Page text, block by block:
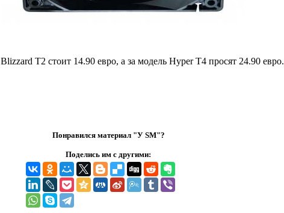
T2 стоит 14.90 евро, а за модель Hyper T4 просят 24.90 евро.
Понравился материал "У SM"?
Поделись им с другими: